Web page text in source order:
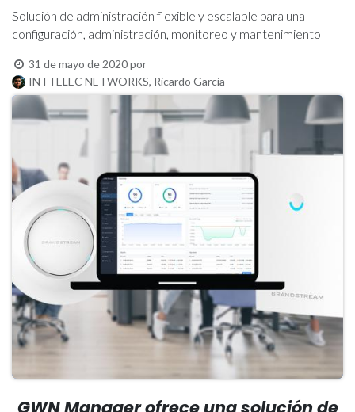
Solución de administración flexible y escalable para una
configuración, administración, monitoreo y mantenimiento
31 de mayo de 2020por
INTTELEC NETWORKS, Ricardo Garcia